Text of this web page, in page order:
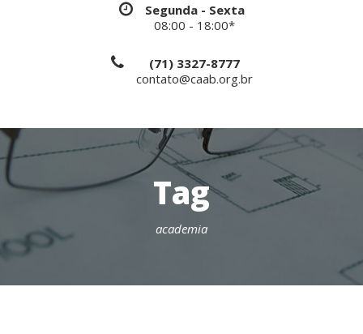
Segunda - Sexta
08:00 - 18:00*
(71) 3327-8777
contato@caab.org.br
Tag
academia